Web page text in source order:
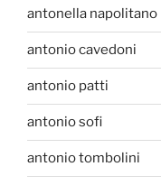
antonella napolitano
antonio cavedoni
antonio patti
antonio sofi
antonio tombolini